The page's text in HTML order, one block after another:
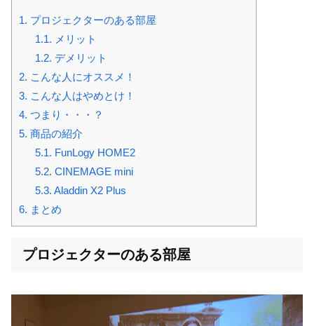
1. プロジェクターのある部屋
1.1. メリット
1.2. デメリット
2. こんな人にオススメ！
3. こんな人はやめとけ！
4. つまり・・・？
5. 商品の紹介
5.1. FunLogy HOME2
5.2. CINEMAGE mini
5.3. Aladdin X2 Plus
6. まとめ
プロジェクターのある部屋